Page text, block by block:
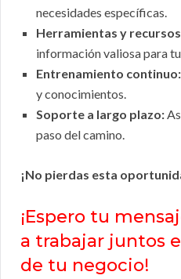
necesidades específicas.
Herramientas y
información valiosa para
Entrenamiento continuo:
y conocimientos.
Soporte a largo plazo:
paso del camino.
¡No pierdas esta
¡Espero tu
a trabajar juntos
de tu negocio!